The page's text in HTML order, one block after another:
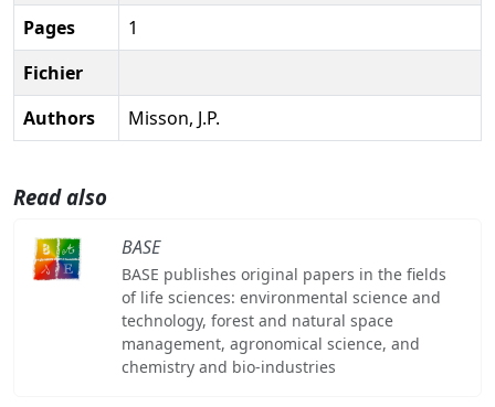
Pages
1
Fichier
Authors
Misson, J.P.
Read also
BASE
BASE publishes original papers in the fields
of life sciences: environmental science and
technology, forest and natural space
management, agronomical science, and
chemistry and bio-industries